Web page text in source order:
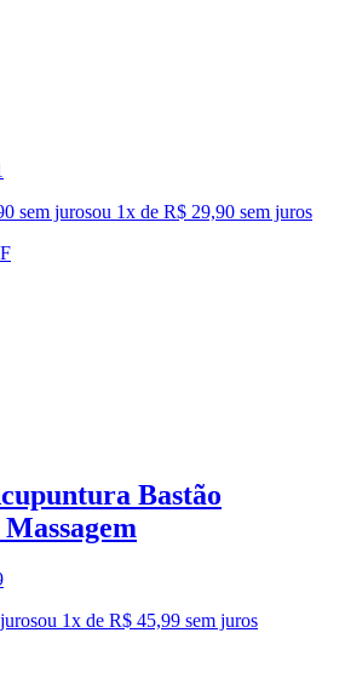
sem jurosou 1x de R$ 29,90 sem juros
Bastão
ou 1x de R$ 45,99 sem juros